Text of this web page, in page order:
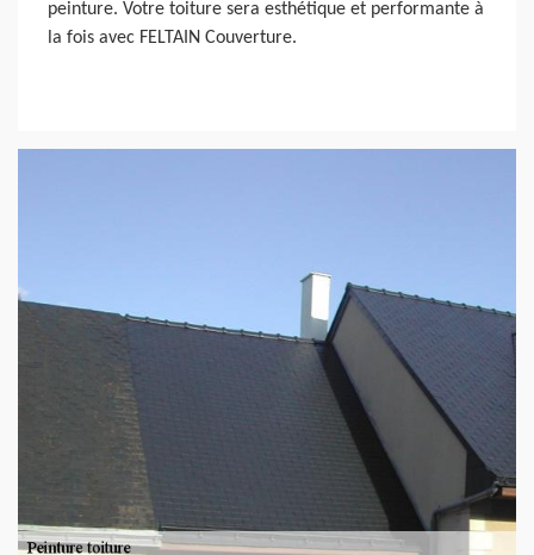
peinture. Votre toiture sera esthétique et performante à
la fois avec FELTAIN Couverture.